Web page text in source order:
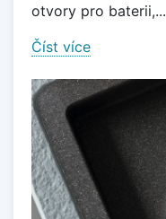
otvory pro baterii,...
Číst více